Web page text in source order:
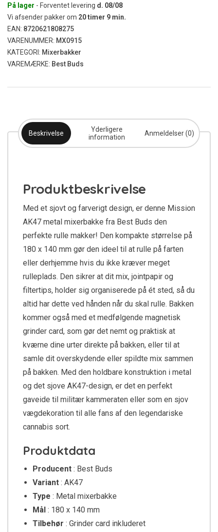
x
140
mm
(inkl.
Grinder
Card)
antal
På lager - Forventet levering d. 08/08
Vi afsender pakker om 20timer 9 min.
EAN: 8720621808275
VARENUMMER: MX0915
KATEGORI: Mixerbakker
VAREMÆRKE: Best Buds
Beskrivelse
Yderligere
information
Anmeldelser (0)
Produktbeskrivelse
Med et sjovt og farverigt design, er denne Mission
AK47 metal mixerbakke fra Best Buds den
perfekte rulle makker! Den kompakte størrelse på
180 x 140 mm gør den ideel til at rulle på farten
eller derhjemme hvis du ikke kræver meget
rulleplads. Den sikrer at dit mix, jointpapir og
filtertips, holder sig organiserede på ét sted, så du
altid har dette ved hånden når du skal rulle. Bakken
kommer også med et medfølgende magnetisk
grinder card, som gør det nemt og praktisk at
kværne dine urter direkte på bakken, eller til at
samle dit overskydende eller spildte mix sammen
på bakken. Med den holdbare konstruktion i metal
og det sjove AK47-design, er det en perfekt
gaveide til militær kammeraten eller som en sjov
vægdekoration til alle fans af den legendariske
cannabis sort.
Produktdata
Producent : Best Buds
Variant : AK47
Type : Metal mixerbakke
Mål : 180 x 140 mm
Tilbehør : Grinder card inkluderet